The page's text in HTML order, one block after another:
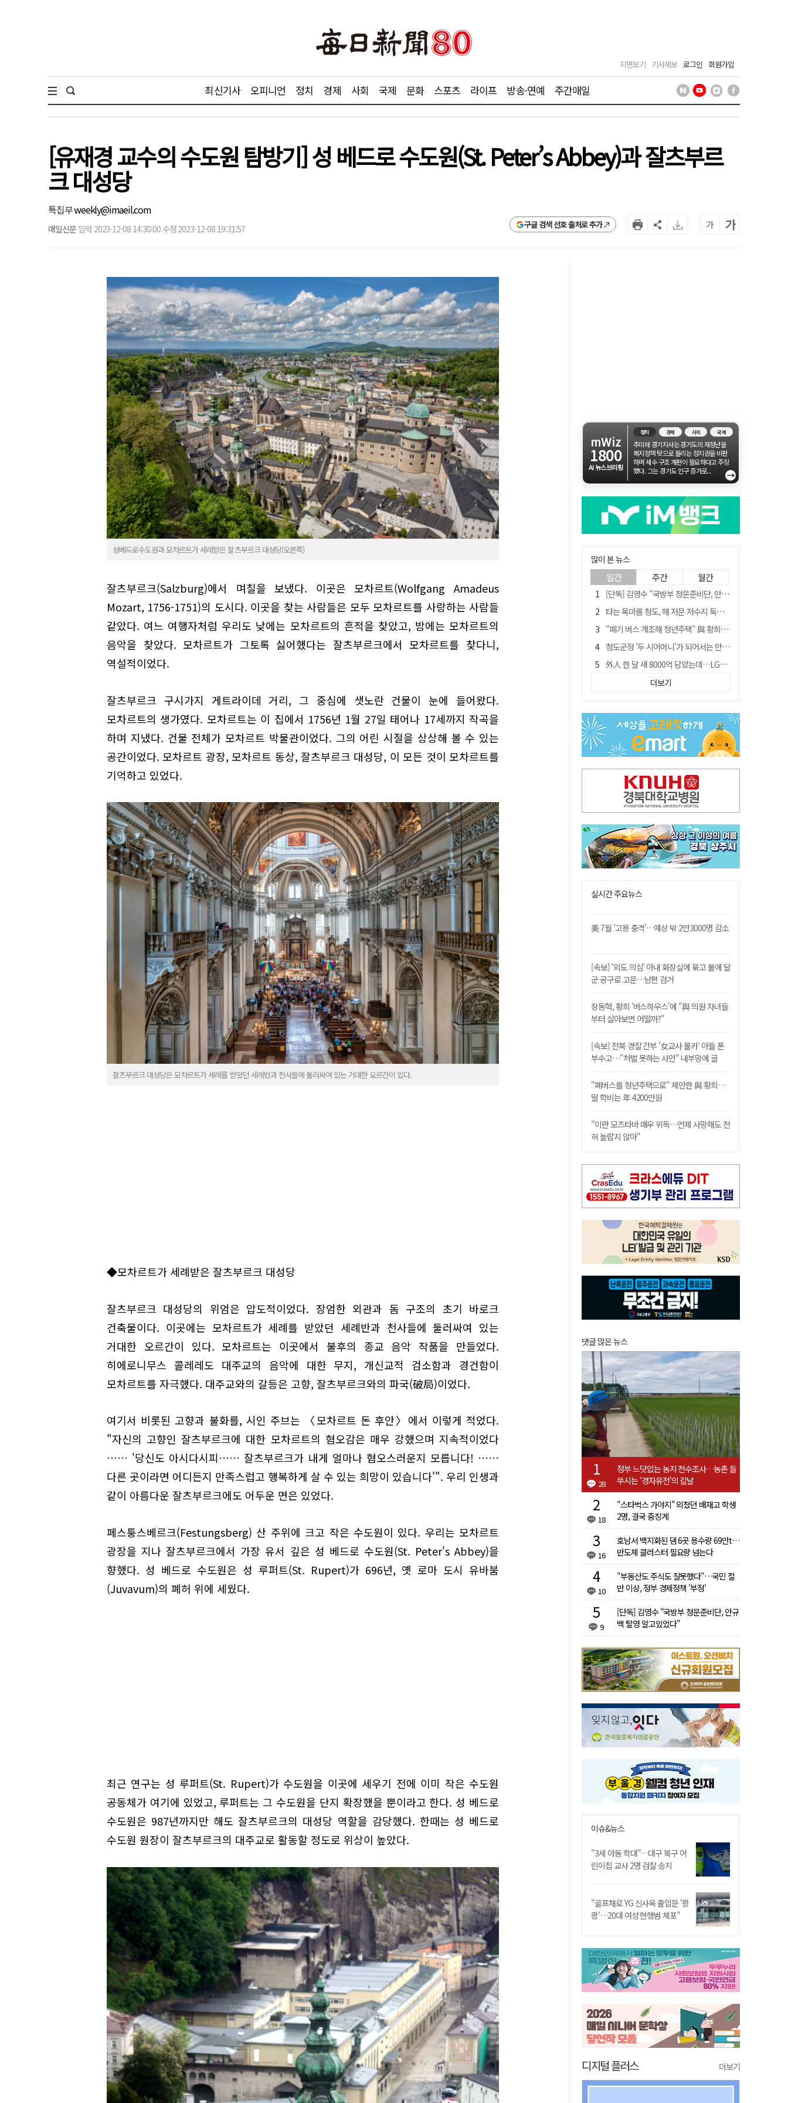
지면보기 기사제보 로그인 회원가입
최신기사 오피니언 정치 경제 사회 국제 문화 스포츠 라이프 방송·연예 주간매일
[유재경 교수의 수도원 탐방기] 성 베드로 수도원(St. Peter’s Abbey)과 잘츠부르
크 대성당
특집부weekly@imaeil.com
매일신문 입력 2023-12-08 14:30:00 수정 2023-12-08 19:31:57 구글 검색 선호 출처로 추가 가 가
성베드로수도원과 모차르트가 세례받은 잘츠부르크 대성당(오른쪽)
잘츠부르크(Salzburg)에서 며칠을 보냈다. 이곳은 모차르트(Wolfgang Amadeus
Mozart, 1756-1751)의 도시다. 이곳을 찾는 사람들은 모두 모차르트를 사랑하는 사람들
같았다. 여느 여행자처럼 우리도 낮에는 모차르트의 흔적을 찾았고, 밤에는 모차르트의
음악을 찾았다. 모차르트가 그토록 싫어했다는 잘츠부르크에서 모차르트를 찾다니,
역설적이었다.
잘츠부르크 구시가지 게트라이데 거리, 그 중심에 샛노란 건물이 눈에 들어왔다.
모차르트의 생가였다. 모차르트는 이 집에서 1756년 1월 27일 태어나 17세까지 작곡을
하며 지냈다. 건물 전체가 모차르트 박물관이었다. 그의 어린 시절을 상상해 볼 수 있는
공간이었다. 모차르트 광장, 모차르트 동상, 잘츠부르크 대성당, 이 모든 것이 모차르트를
기억하고 있었다.
잘츠부르크 대성당은 모차르트가 세례를 받았던 세례반과 천사들에 둘러싸여 있는 거대한 오르간이 있다.
◆모차르트가 세례받은 잘츠부르크 대성당
잘츠부르크 대성당의 위엄은 압도적이었다. 장엄한 외관과 돔 구조의 초기 바로크
건축물이다. 이곳에는 모차르트가 세례를 받았던 세례반과 천사들에 둘러싸여 있는
거대한 오르간이 있다. 모차르트는 이곳에서 불후의 종교 음악 작품을 만들었다.
히에로니무스 콜레레도 대주교의 음악에 대한 무지, 개신교적 검소함과 경건함이
모차르트를 자극했다. 대주교와의 갈등은 고향, 잘츠부르크와의 파국(破局)이었다.
여기서 비롯된 고향과 불화를, 시인 주브는 〈모차르트 돈 후안〉에서 이렇게 적었다.
"자신의 고향인 잘츠부르크에 대한 모차르트의 혐오감은 매우 강했으며 지속적이었다
…… '당신도 아시다시피…… 잘츠부르크가 내게 얼마나 혐오스러운지 모릅니다! ……
다른 곳이라면 어디든지 만족스럽고 행복하게 살 수 있는 희망이 있습니다'". 우리 인생과
같이 아름다운 잘츠부르크에도 어두운 면은 있었다.
페스퉁스베르크(Festungsberg) 산 주위에 크고 작은 수도원이 있다. 우리는 모차르트
광장을 지나 잘츠부르크에서 가장 유서 깊은 성 베드로 수도원(St. Peter's Abbey)을
향했다. 성 베드로 수도원은 성 루퍼트(St. Rupert)가 696년, 옛 로마 도시 유바붐
(Juvavum)의 폐허 위에 세웠다.
최근 연구는 성 루퍼트(St. Rupert)가 수도원을 이곳에 세우기 전에 이미 작은 수도원
공동체가 여기에 있었고, 루퍼트는 그 수도원을 단지 확장했을 뿐이라고 한다. 성 베드로
수도원은 987년까지만 해도 잘츠부르크의 대성당 역할을 감당했다. 한때는 성 베드로
수도원 원장이 잘츠부르크의 대주교로 활동할 정도로 위상이 높았다.
mWiz
1800
AI 뉴스브리핑
정치 경제 사회 국제
추미애 경기지사는 경기도의 재정난을
복지정책 탓으로 돌리는 정치권을 비판
하며 세수 구조 개편이 필요하다고 주장
했다. 그는 경기도 인구 증가로...
→
많이 본 뉴스
일간 주간 월간
[단독] 김영수 "국방부 청문준비단, 안규백 탈영 알고있었다"
타는 목마름 청도, 해 저문 저수지 둑에 군수가 서 있었다
"폐기 버스 개조해 청년주택" 與 황희…'딸 학비는 年 4200만원'
청도군정 '두 시어머니'가 되어서는 안된다
外人 한 달 새 8000억 담았는데…LG이노텍 목표주가는 왜 엇갈릴까
임시휴업 들어갔던 홈플러스 영주점, 7일 영업 재개…지하 1층만 운영
SK하이닉스, 주당 375원 분기 배당 공시…"3분기 중 주주환원 방안 확정"
이의준 전 경북도 새마을봉사과장, 제28대 울릉군 부군수 취임
"상법개정해도 주주가 '봉'"…하이닉스 솔리다임 상장설에 술렁[개미와글와글]
더보기
실시간 주요뉴스
美 7월 '고용 충격'…예상 밖 2만3000명 감소
[속보] '외도 의심' 아내 화장실에 묶고 불에 달
군 공구로 고문…남편 검거
장동혁, 황희 '버스하우스'에 "與 의원 자녀들
부터 살아보면 어떨까?"
[속보] 전북 경찰 간부 '女교사 몰카' 아들 폰
부수고…"처벌 못하는 사안" 내부망에 글
"폐버스를 청년주택으로" 제안한 與 황희…
딸 학비는 年 4200만원
"이란 모즈타바 매우 위독…언제 사망해도 전
혀 놀랍지 않아"
댓글 많은 뉴스
28
정부 느닷없는 농지 전수조사…농촌 들
쑤시는 '경자유전'의 칼날
18
"스타벅스 가야지" 외쳤던 배재고 학생
2명, 결국 중징계
16
호남서 백지화된 댐 6곳 용수량 69만t…
반도체 클러스터 필요량 넘는다
10
"부동산도 주식도 잘못했다"…국민 절
반 이상, 정부 경제정책 '부정'
9
[단독] 김영수 "국방부 청문준비단, 안규
백 탈영 알고있었다"
이슈&뉴스
"3세 아동 학대"…대구 북구 어
린이집 교사 2명 검찰 송치
"골프채로 YG 신사옥 출입문 '쾅
쾅'…20대 여성 현행범 체포"
디지털 플러스 더보기